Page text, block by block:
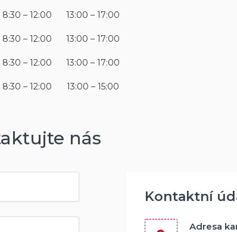
8:30 – 12:00 13:00 – 17:00
8:30 – 12:00 13:00 – 17:00
8:30 – 12:00 13:00 – 17:00
8:30 – 12:00 13:00 – 15:00
nás
Kontaktní
Adresa